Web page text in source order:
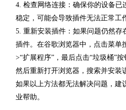
4. 检查网络连接：确保你的设备已
稳定，可能会导致插件无法正常工
5. 重新安装插件：如果问题仍然存
插件。在谷歌浏览器中，点击菜单
>“扩展程序”，最后点击“垃圾桶”
然后重新打开浏览器，搜索并安装
如果以上方法都无法解决问题，建
业帮助。